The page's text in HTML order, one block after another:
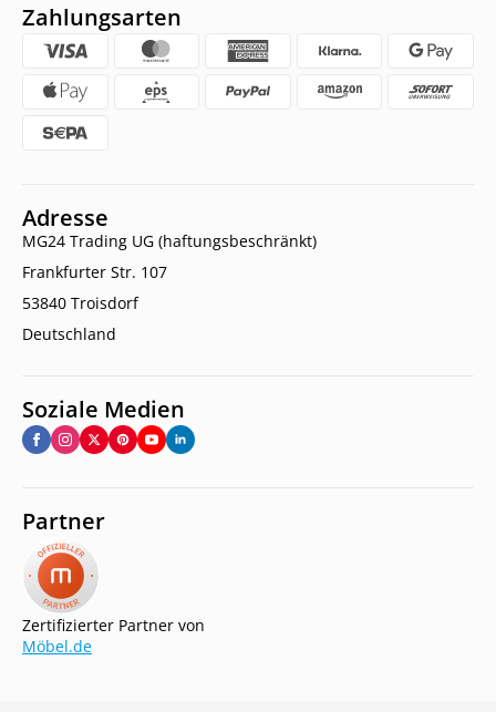
Zahlungsarten
Adresse
MG24 Trading UG (haftungsbeschränkt)
Frankfurter Str. 107
53840 Troisdorf
Deutschland
Soziale Medien
Partner
Zertifizierter Partner von
Möbel.de